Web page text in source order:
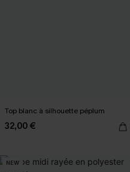
Top blanc à silhouette péplum
32,00 €
NEW